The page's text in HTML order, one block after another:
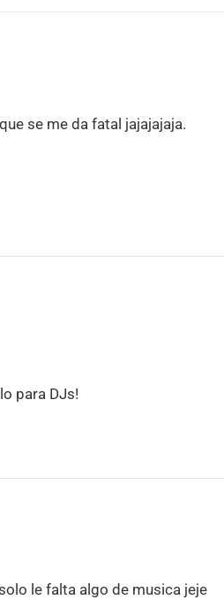
se me da fatal jajajajaja.
para DJs!
le falta algo de musica jeje